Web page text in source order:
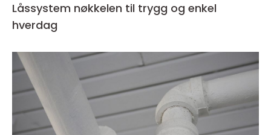
Låssystem nøkkelen til trygg og enkel
hverdag